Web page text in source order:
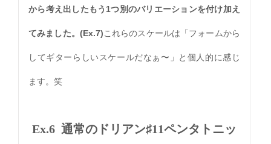
から考え出したもう1つ別のバリエーションを付け加え
てみました。(Ex.7)これらのスケールは「 フォームから
してギターらしいスケールだなぁ〜」と個人的に感じ
ます。笑
Ex.6 通常のドリアン♯11ペンタトニッ